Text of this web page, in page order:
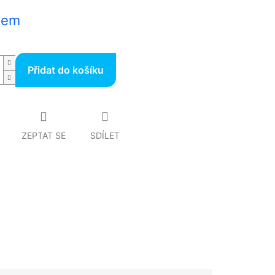
Přidat do košíku
ZEPTAT SE SDÍLET